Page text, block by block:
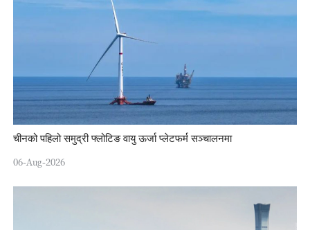
चीनको पहिलो समुद्री फ्लोटिङ वायु ऊर्जा प्लेटफर्म सञ्चालनमा
06-Aug-2026